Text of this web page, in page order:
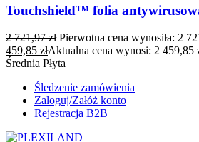
Touchshield™ folia
2 721,97zł Pierwotna cena wynosiła: 2
459,85 złAktualna cena wynosi: 2 459,85
Średnia Płyta
Śledzenie zamówienia
Zaloguj/Załóż konto
Rejestracja B2B